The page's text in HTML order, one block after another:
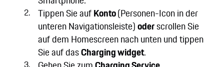
Tippen Sie aufKonto(Personen-Icon in der
unteren Navigationsleiste)oderscrollen Sie
auf dem Homescreen nach unten und tippen
Sie auf dasCharging widget.